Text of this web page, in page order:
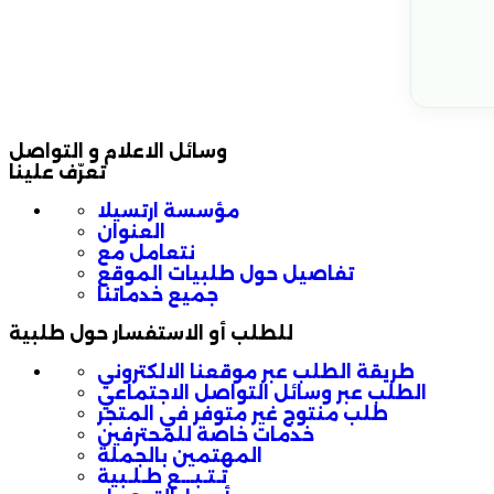
وسائل الاعلام و التواصل
تعرّف علينا
مؤسسة ارتسيلا
العنوان
نتعامل مع
تفاصيل حول طلبيات الموقع
جميع خدماتنا
للطلب أو الاستفسار حول طلبية
طريقة الطلب عبر موقعنا الالكتروني
الطلب عبر وسائل التواصل الاجتماعي
طلب منتوج غير متوفر في المتجر
خدمات خاصة للمحترفين
المهتمين بالجملة
تـتـبـــع طـلـبية